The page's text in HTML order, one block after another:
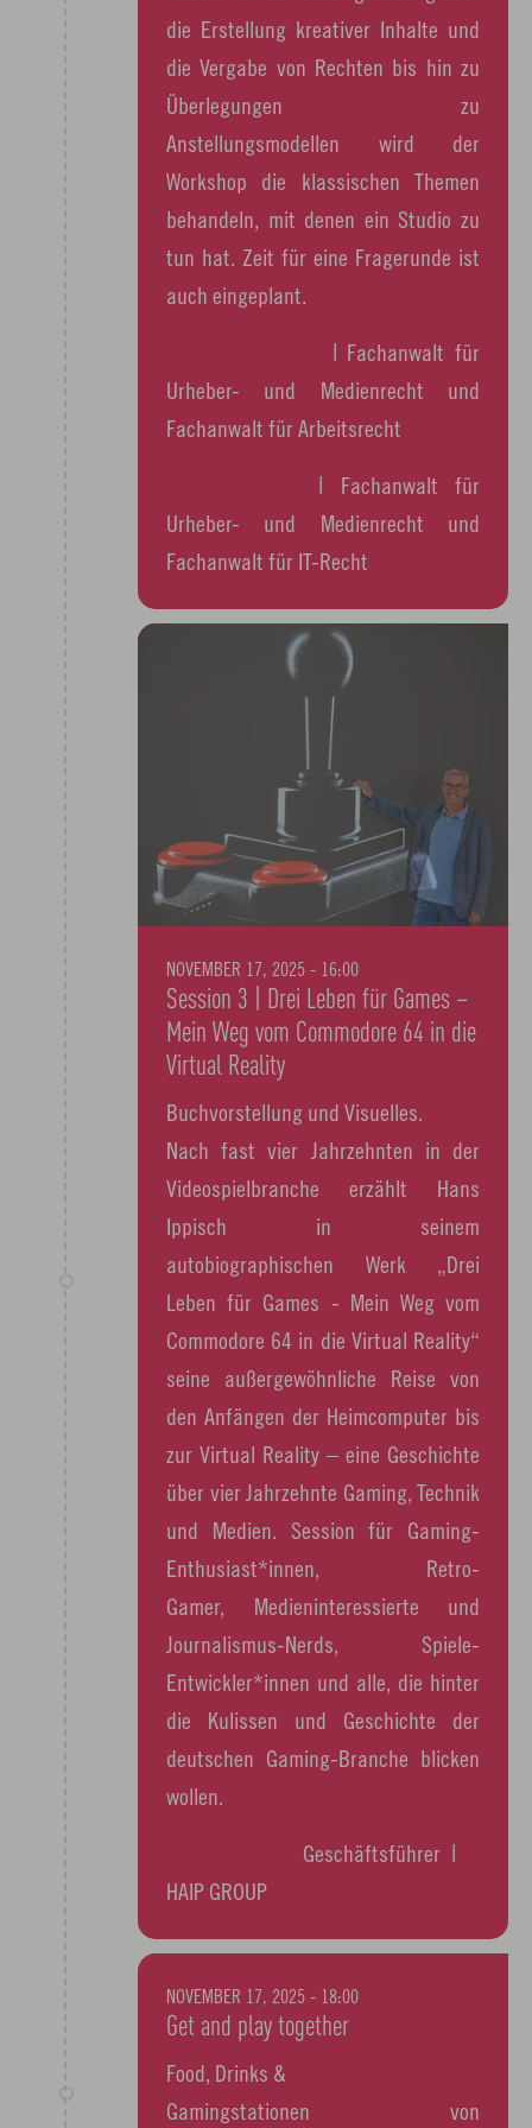
die Erstellung kreativer Inhalte und
die Vergabe von Rechten bis hin zu
Überlegungen zu
Anstellungsmodellen wird der
Workshop die klassischen Themen
behandeln, mit denen ein Studio zu
tun hat. Zeit für eine Fragerunde ist
auch eingeplant.
| Fachanwalt für
Urheber- und Medienrecht und
Fachanwalt für Arbeitsrecht
| Fachanwalt für
Urheber- und Medienrecht und
Fachanwalt für IT-Recht
NOVEMBER 17, 2025 - 16:00
Session 3 | Drei Leben für Games –
Mein Weg vom Commodore 64 in die
Virtual Reality
Buchvorstellung und Visuelles.
Nach fast vier Jahrzehnten in der
Videospielbranche erzählt Hans
Ippisch in seinem
autobiographischen Werk „Drei
Leben für Games - Mein Weg vom
Commodore 64 in die Virtual Reality“
seine außergewöhnliche Reise von
den Anfängen der Heimcomputer bis
zur Virtual Reality – eine Geschichte
über vier Jahrzehnte Gaming, Technik
und Medien. Session für Gaming-
Enthusiast*innen, Retro-
Gamer, Medieninteressierte und
Journalismus-Nerds, Spiele-
Entwickler*innen und alle, die hinter
die Kulissen und Geschichte der
deutschen Gaming-Branche blicken
wollen.
Geschäftsführer |
HAIP GROUP
NOVEMBER 17, 2025 - 18:00
Get and play together
Food, Drinks &
Gamingstationen von